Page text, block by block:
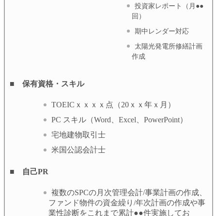
投資家レポート（月●●
回）
期中レンダー対応
太陽光発電所修繕計画
作成
■ 保有資格・スキル
TOEICｘｘｘｘ点（20ｘｘ年ｘ月）
PC スキル（Word、Excel、PowerPoint）
宅地建物取引士
米国公認会計士
■ 自己PR
複数のSPCの月次管理会計/事業計画の作成、
ファンド物件の資金繰り/年次計画の作成や事
業性診断をこれまで累計●●件実施してお